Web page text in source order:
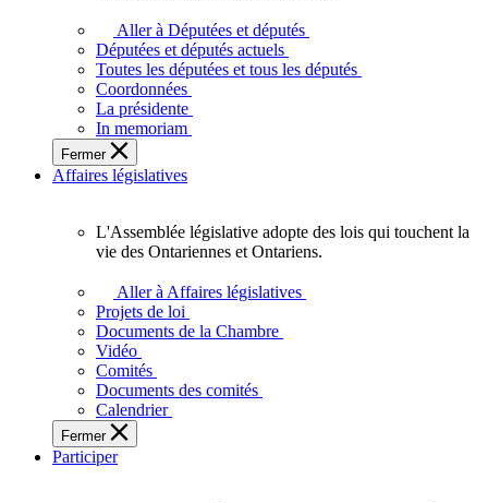
députés
vous
représentent
sein
de
l'Assemblée
législative
l'Ontario.
Aller à Députées et députés
Députées et députés actuels
Toutes les députées et tous les députés
Coordonnées
La présidente
In memoriam
Fermer
Affaires législatives
L'Assemblée
adopte
touchent
des
Ontariennes
et
L'Assemblée législative adopte des lois qui touchent la
vie des Ontariennes et Ontariens.
Aller à Affaires législatives
Projets de loi
Documents de la Chambre
Vidéo
Comités
Documents des comités
Calendrier
Fermer
Participer